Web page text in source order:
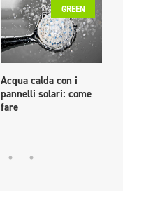
GREEN
Acqua calda con i
pannelli solari: come
fare